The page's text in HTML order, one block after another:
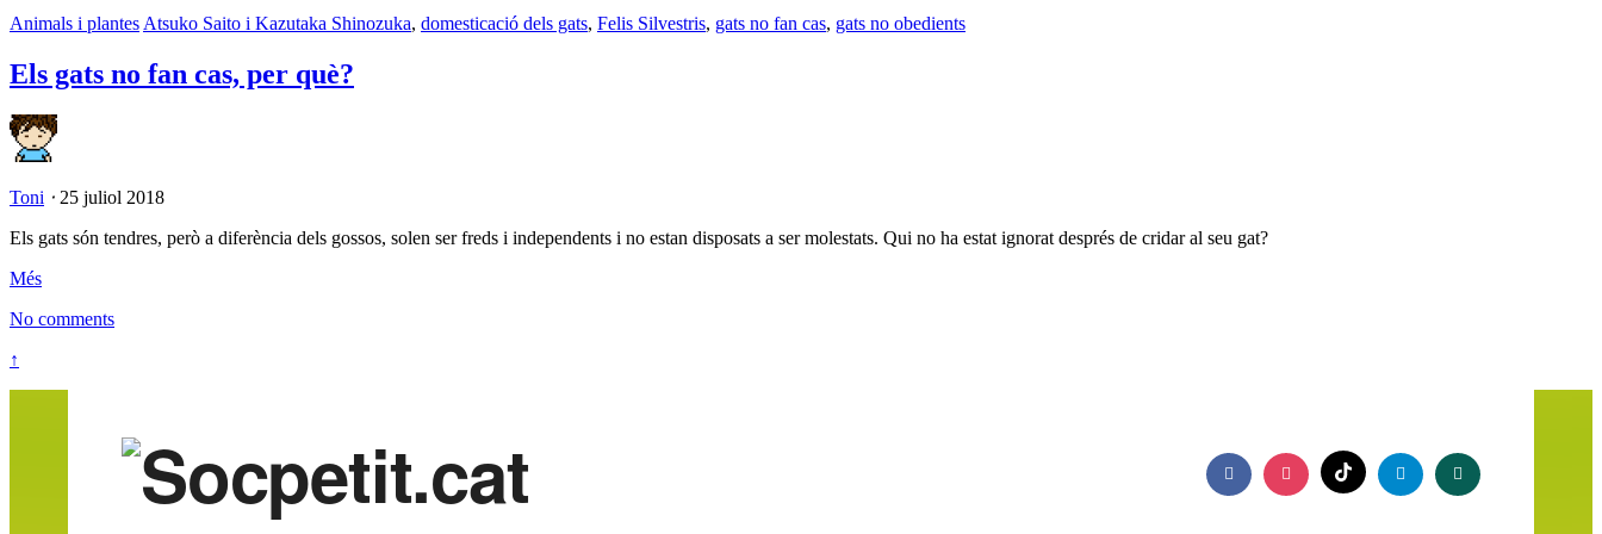
Animals i plantes Atsuko Saito i Kazutaka Shinozuka, domesticació dels gats, Felis Silvestris, gats no fan cas, gats no obedients
Els gats no fan cas, per què?
Toni ⋅ 25 juliol 2018
Els gats són tendres, però a diferència dels gossos, solen ser freds i independents i no estan disposats a ser molestats. Qui no ha estat ignorat després de cridar al seu gat?
Més
No comments
↑